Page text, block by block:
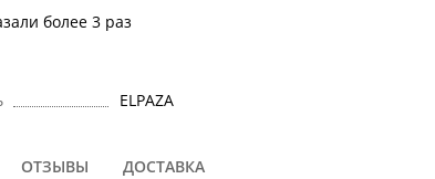
более 3 раз
ELPAZA
ОТЗЫВЫ ДОСТАВКА